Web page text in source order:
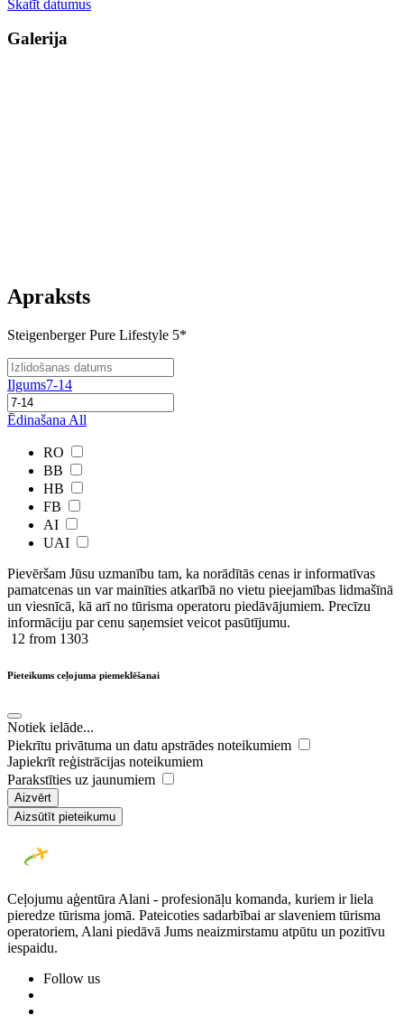
Skatīt datumus
Galerija
Apraksts
Steigenberger Pure Lifestyle 5*
Ilgums7-14
Ēdinašana All
RO
BB
HB
FB
AI
UAI
Pievēršam Jūsu uzmanību tam, ka norādītās cenas ir ​informatīvas ​
pamatcenas un var mainīties atkarībā ​no ​vietu pieejamības lidmašīnā
un viesnīcā, kā arī no tūrisma operatoru piedāvājumiem. Precīzu
informāciju par cenu saņemsiet veicot pasūtījumu.
12 from 1303
Pieteikums ceļojuma piemeklēšanai
Notiek ielāde...
Piekrītu privātuma un datu apstrādes noteikumiem
Japiekrīt reģistrācijas noteikumiem
Parakstīties uz jaunumiem
Aizvērt
Aizsūtīt pieteikumu
Ceļojumu aģentūra Alani - profesionāļu komanda, kuriem ir liela
pieredze tūrisma jomā. Pateicoties sadarbībai ar slaveniem tūrisma
operatoriem, Alani piedāvā Jums neaizmirstamu atpūtu un pozitīvu
iespaidu.
Follow us